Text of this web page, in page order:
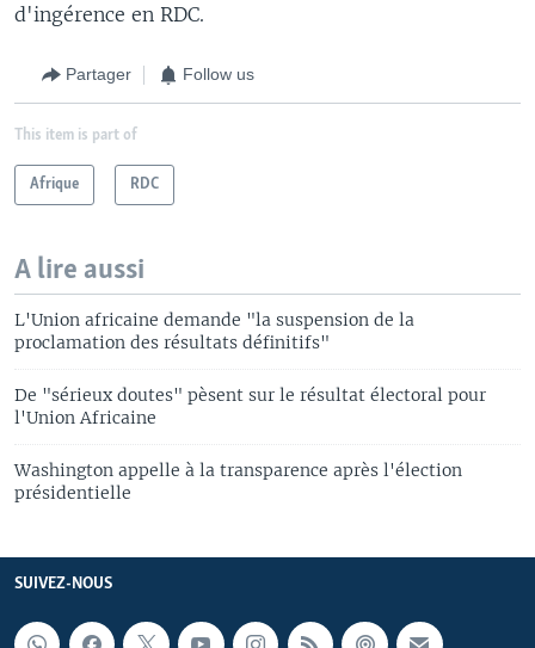
d'ingérence en RDC.
Partager Follow us
This item is part of
Afrique RDC
A lire aussi
L'Union africaine demande "la suspension de la
proclamation des résultats définitifs"
De "sérieux doutes" pèsent sur le résultat électoral pour
l'Union Africaine
Washington appelle à la transparence après l'élection
présidentielle
SUIVEZ-NOUS